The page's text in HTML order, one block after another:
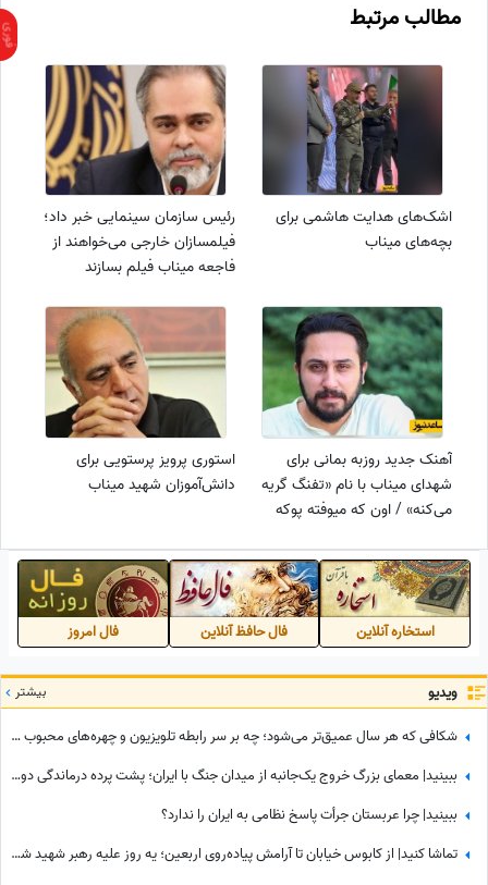
مطالب مرتبط
اشک‌های هدایت هاشمی برای
بچه‌های میناب
رئیس سازمان سینمایی خبر داد؛
فیلمسازان خارجی می‌خواهند از
فاجعه میناب فیلم بسازند
آهنک جدید روزبه بمانی برای
شهدای میناب با نام «تفنگ گریه
می‌کنه» / اون که میوفته پوکه
استوری پرویز پرستویی برای
دانش‌آموزان شهید میناب
استخاره آنلاین فال حافظ آنلاین فال امروز
ویدیو بیشتر
شکافی که هر سال عمیق‌تر می‌شود؛ چه بر سر رابطه تلویزیون و چهره‌های محبوب آمد؟
ببینید| معمای بزرگ خروج یک‌جانبه از میدان جنگ با ایران؛ پشت پرده درماندگی دولتمردان آمریکایی!
ببینید| چرا عربستان جرأت پاسخ نظامی به ایران را ندارد؟
تماشا کنید| از کابوس خیابان تا آرامش پیاده‌روی اربعین؛ یه روز علیه رهبر شهید شعار میدادم امروز شدم نایب الزیاره خود آقا...